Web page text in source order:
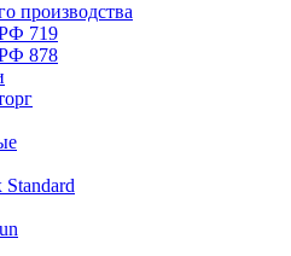
производства
719
878
Standard